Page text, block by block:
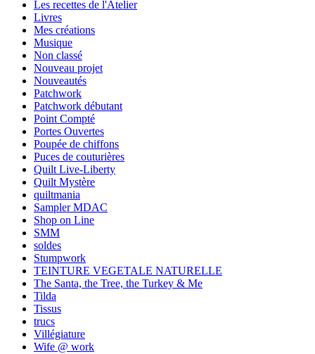
Les recettes de l'Atelier
Livres
Mes créations
Musique
Non classé
Nouveau projet
Nouveautés
Patchwork
Patchwork débutant
Point Compté
Portes Ouvertes
Poupée de chiffons
Puces de couturières
Quilt Live-Liberty
Quilt Mystère
quiltmania
Sampler MDAC
Shop on Line
SMM
soldes
Stumpwork
TEINTURE VEGETALE NATURELLE
The Santa, the Tree, the Turkey & Me
Tilda
Tissus
trucs
Villégiature
Wife @ work